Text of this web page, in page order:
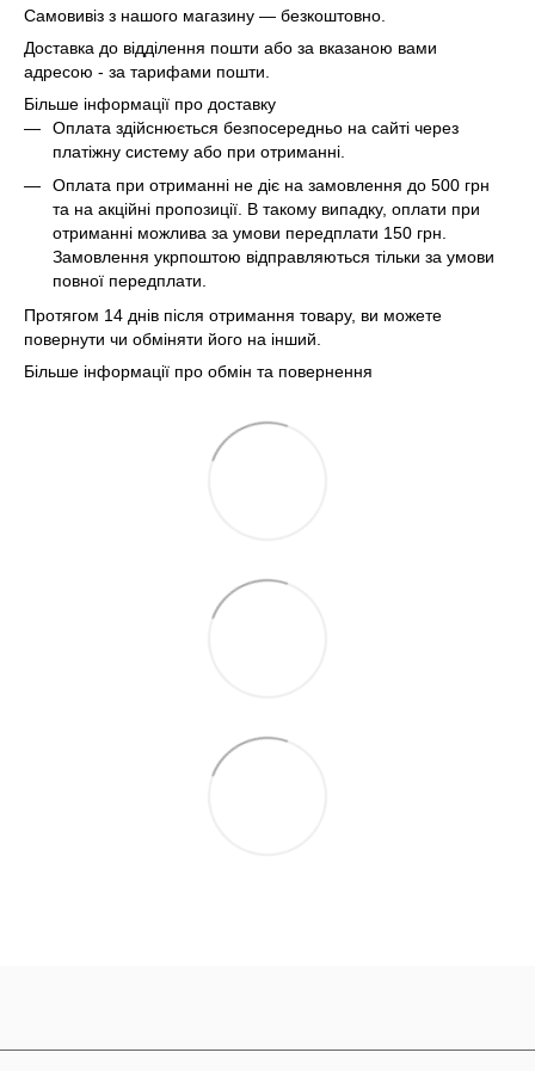
Самовивіз з нашого магазину — безкоштовно.
Доставка до відділення пошти або за вказаною вами
адресою - за тарифами пошти.
Більше інформації про доставку
Оплата здійснюється безпосередньо на сайті через
платіжну систему або при отриманні.
Оплата при отриманні не діє на замовлення до 500 грн
та на акційні пропозиції. В такому випадку, оплати при
отриманні можлива за умови передплати 150 грн.
Замовлення укрпоштою відправляються тільки за умови
повної передплати.
Протягом 14 днів після отримання товару, ви можете
повернути чи обміняти його на інший.
Більше інформації про обмін та повернення